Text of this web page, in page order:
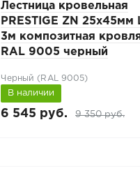
Лестница кровельная
PRESTIGE ZN 25x45мм
3м композитная
RAL 9005 черный
Черный (RAL 9005)
В наличии
6 545 руб. 9 350 руб.